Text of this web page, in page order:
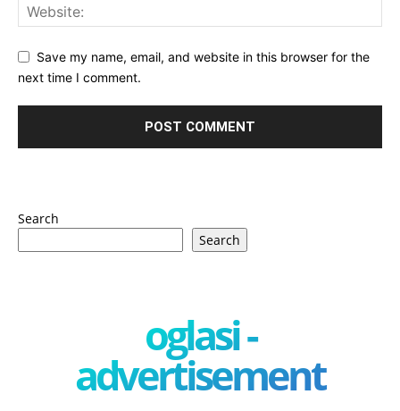
Save my name, email, and website in this browser for the
next time I comment.
Search
Search
oglasi -
advertisement